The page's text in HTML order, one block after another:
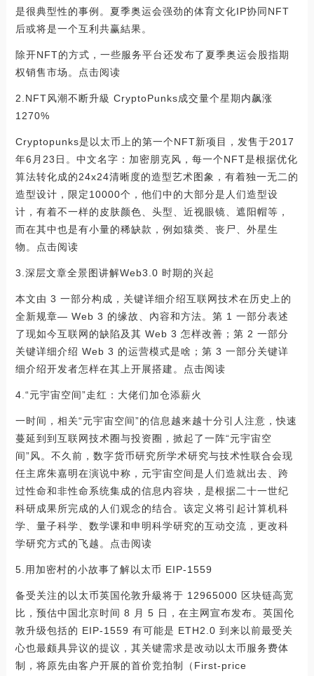
是很典型性的事例。夏季奥运会强劲的体育文化IP协同NFT
后或将是一个互利共赢結果。
除开NFT的方式，一些服务平台还发布了夏季奥运会股指期
权销售市场。点击阅读
2.NFT风潮不断升級 CryptoPunks成交量个星期内飙涨
1270%
Cryptopunks是以太币上的第一个NFT新项目，发售于2017
年6月23日。中文名字：加密朋克风，每一个NFT是根据优化
算法转化成的24x24清晰度的造型艺术图象，有着独一无二的
造型设计，限定10000个，他们中的大部分是人们造型设
计，有着不一样的皮肤颜色、头型、近视眼镜、遮阳帽等，
而在其中也是有小量的稀缺款，例如猿类、丧尸、外星生
物。点击阅读
3.深层文章全景图讲解Web3.0 时期的兴起
本文由 3 一部分构成，关键详细介绍互联网技术在历史上的
全新规章— Web 3 的缘故、內容和方法。第 1 一部分表述
了现如今互联网的缺陷及其 Web 3 怎样改善；第 2 一部分
关键详细介绍 Web 3 的运营模式是啥；第 3 一部分关键详
细介绍开发者怎样在其上开展搭建。点击阅读
4.“元宇宙空间”走红：大佬们加仓添薪火
一时间，相关“元宇宙空间”的信息越来越十分引人注意，快速
蔓延到到互联网技术圈与投资圈，掀起了一阵“元宇宙空
间”风。不久前，数字货币研究所学术研究与技术性联合会现
任主席朱嘉明在演说中称，元宇宙空间是人们造就出去、跨
过性命和非性命系统集成的信息内容块，是根据二十一世纪
科研成果所完成的人们观念的结合。该定义将引起计算机科
学、量子科学、数学课和申明科学研究的互动交流，更改科
学研究方式的飞越。点击阅读
5.用加密村的小故事了解以太币 EIP-1559
备受关注的以太币英国伦敦升級将于 12965000 区块链高宽
比，预估中国北京时间 8 月 5 日，在主网宣布发布。英国伦
敦升级包括的 EIP-1559 有可能是 ETH2.0 到来以前最受关
心也最颇具异议的提议，其关键需求是改动以太币服务费体
制，将原先由客户开展的首价竞拍制（First-price